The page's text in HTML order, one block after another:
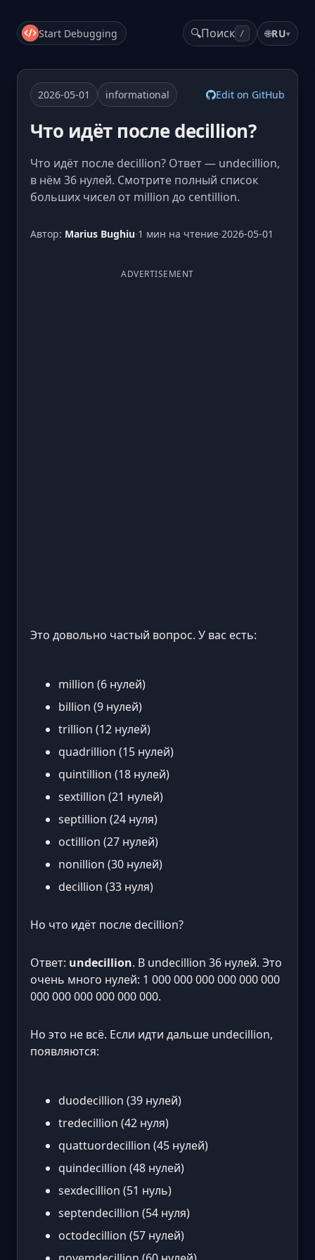
Start Debugging 🔍Поиск / 🌐RU▾
2026-05-01 informational Edit on GitHub
Что идёт после decillion?
Что идёт после decillion? Ответ — undecillion,
в нём 36 нулей. Смотрите полный список
больших чисел от million до centillion.
Автор: Marius Bughiu·1 мин на чтение·2026-05-01
ADVERTISEMENT
Это довольно частый вопрос. У вас есть:
million (6 нулей)
billion (9 нулей)
trillion (12 нулей)
quadrillion (15 нулей)
quintillion (18 нулей)
sextillion (21 нулей)
septillion (24 нуля)
octillion (27 нулей)
nonillion (30 нулей)
decillion (33 нуля)
Но что идёт после decillion?
Ответ: undecillion. В undecillion 36 нулей. Это
очень много нулей: 1 000 000 000 000 000 000
000 000 000 000 000 000.
Но это не всё. Если идти дальше undecillion,
появляются:
duodecillion (39 нулей)
tredecillion (42 нуля)
quattuordecillion (45 нулей)
quindecillion (48 нулей)
sexdecillion (51 нуль)
septendecillion (54 нуля)
octodecillion (57 нулей)